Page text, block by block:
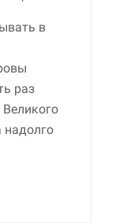
в
раз
надолго
и
о вашем
во время
нашего
того, что